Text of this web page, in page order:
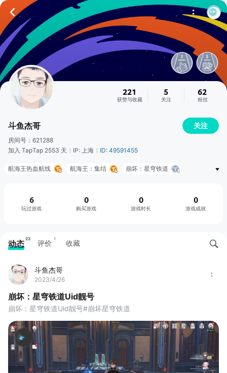
221
获赞与收藏
5
关注
62
粉丝
斗鱼杰哥 关注
房间号：621288
加入 TapTap 2553 天
IP: 上海 ID: 49591455
航海王热血航线 航海王：集结
崩坏：星穹铁道
6
玩过游戏
0
购买游戏
0
游戏时长
0
游戏成就
动态 23 评价 1 收藏
斗鱼杰哥
2023/4/26
崩坏：星穹铁道Uid靓号
崩坏：星穹铁道Uid靓号#崩坏星穹铁道